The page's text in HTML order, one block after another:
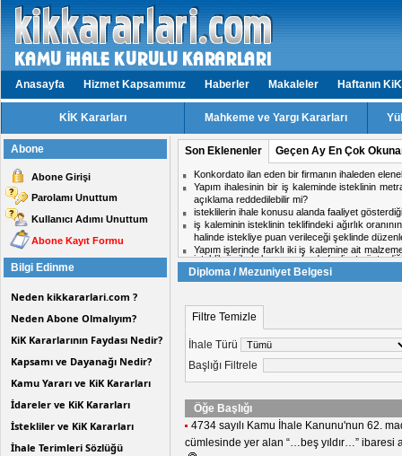
Anasayfa Hizmet Kapsamımız Haberler Makaleler Haftanın
KİK Kararları Mahkeme ve Yargı Kararları
Abone
Abone Girişi
Parolamı Unuttum
Kullanıcı Adımı Unuttum
Abone Kayıt Formu
Bilgi Edinme
Neden kikkararlari.com ?
Neden Abone Olmalıyım?
KiK Kararlarının Faydası Nedir?
Kapsamı ve Dayanağı Nedir?
Kamu Yararı ve KiK Kararları
İdareler ve KiK Kararları
İstekliler ve KiK Kararları
İhale Terimleri Sözlüğü
Son Eklenenler Geçen Ay En Çok
isteklilerin ihale konusu alanda faaliyet
Aynı ihalede iki firmadan birinin doküman
midir?
Hizmet işlerinde işin tamamlandığı tarih ile
ihale komisyon kararı için karşı oy kullanan
Personel taşıma ihalesinde, kesin teminat
Kısmi zamanlı çalışma yapacak personel için
Diploma / Mezuniyet Belgesi
Filtre Temizle
İhale Türü
Başlığı Filtrele
Öğe Başlığı
4734 sayılı Kamu İhale Kanunu'nun 62.
cümlesinde yer alan “…beş yıldır…” ibaresi